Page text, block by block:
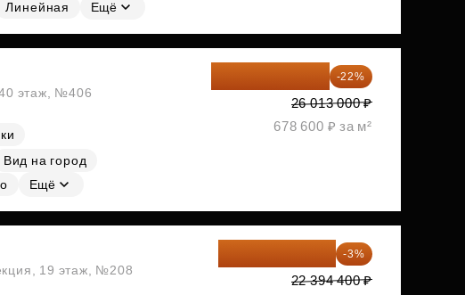
Линейная Ещё
этаж, №406
Вид на город
Ещё
-22%
26 013 000 ₽
678 600 ₽ за м²
19 этаж, №208
21 722 568 ₽ -3%
22 394 400 ₽